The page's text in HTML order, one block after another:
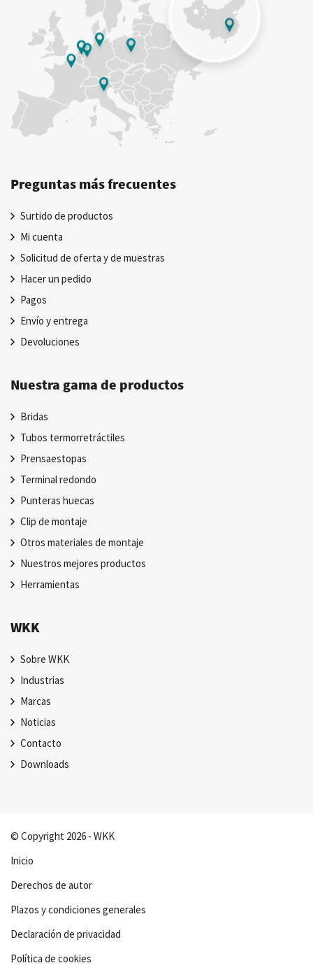
Preguntas más frecuentes
Surtido de productos
Mi cuenta
Solicitud de oferta y de muestras
Hacer un pedido
Pagos
Envío y entrega
Devoluciones
Nuestra gama de productos
Bridas
Tubos termorretráctiles
Prensaestopas
Terminal redondo
Punteras huecas
Clip de montaje
Otros materiales de montaje
Nuestros mejores productos
Herramientas
WKK
Sobre WKK
Industrias
Marcas
Noticias
Contacto
Downloads
© Copyright 2026 - WKK
Inicio
Derechos de autor
Plazos y condiciones generales
Declaración de privacidad
Política de cookies